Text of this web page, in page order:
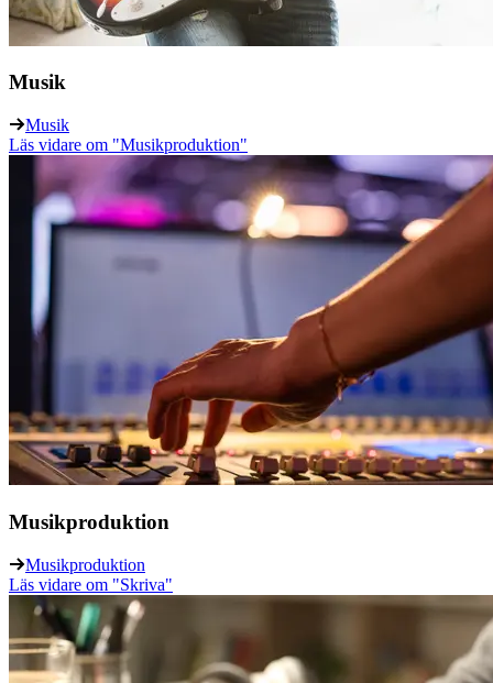
Musik
Musik
Läs vidare om "Musikproduktion"
Musikproduktion
Musikproduktion
Läs vidare om "Skriva"